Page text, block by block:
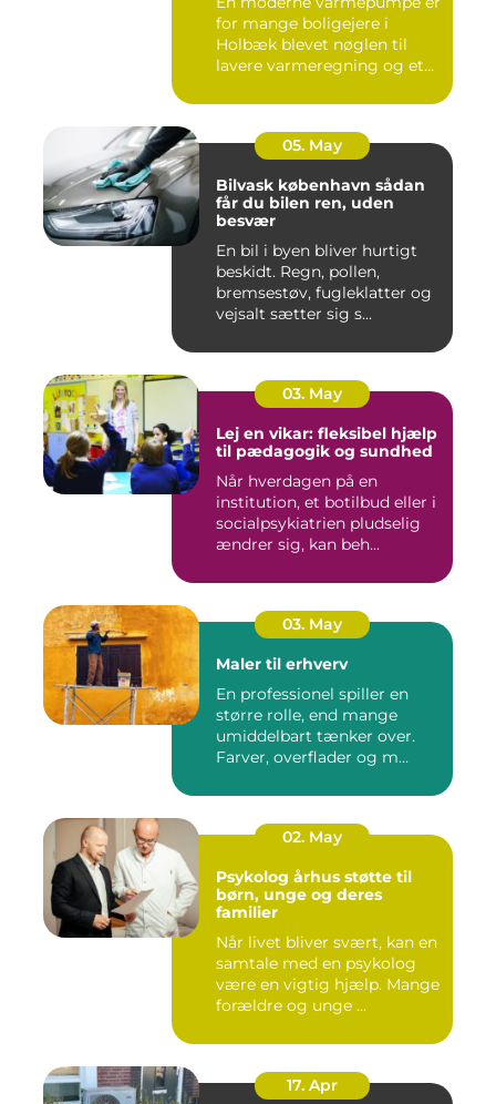
for mange boligejere i
Holbæk blevet nøglen til
lavere varmeregning og et
05. May
Bilvask københavn sådan
får du bilen ren, uden
besvær
En bil i byen bliver hurtigt
beskidt. Regn, pollen,
bremsestøv, fugleklatter og
vejsalt sætter sig s...
03. May
Lej en vikar: fleksibel hjælp
til pædagogik og sundhed
Når hverdagen på en
institution, et botilbud eller i
socialpsykiatrien pludselig
ændrer sig, kan beh...
03. May
Maler til erhverv
En professionel spiller en
større rolle, end mange
umiddelbart tænker over.
Farver, overflader og m...
02. May
Psykolog århus støtte til
børn, unge og deres
familier
Når livet bliver svært, kan en
samtale med en psykolog
være en vigtig hjælp. Mange
forældre og unge ...
17. Apr